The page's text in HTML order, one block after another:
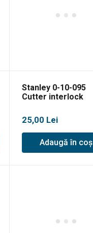
Stanley 0-10-095
Cutter interlock
25,00 Lei
Adaugă în coș